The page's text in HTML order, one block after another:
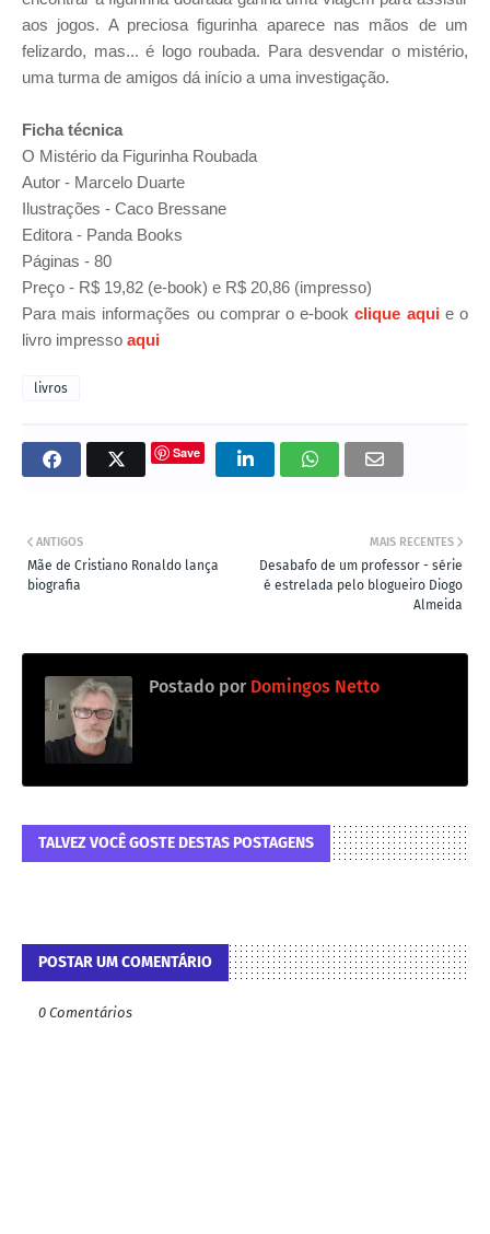
aos jogos. A preciosa figurinha aparece nas mãos de um
felizardo, mas... é logo roubada. Para desvendar o mistério,
uma turma de amigos dá início a uma investigação.
Ficha técnica
O Mistério da Figurinha Roubada
Autor - Marcelo Duarte
Ilustrações - Caco Bressane
Editora - Panda Books
Páginas - 80
Preço - R$ 19,82 (e-book) e R$ 20,86 (impresso)
Para mais informações ou comprar o e-bookclique aquie o
livro impresso aqui
livros
Save
MAIS RECENTES
Desabafo de um professor - série
é estrelada pelo blogueiro Diogo
Almeida
ANTIGOS
Mãe de Cristiano Ronaldo lança
biografia
Postado por Domingos Netto
TALVEZ VOCÊ GOSTE DESTAS POSTAGENS
POSTAR UM COMENTÁRIO
0 Comentários